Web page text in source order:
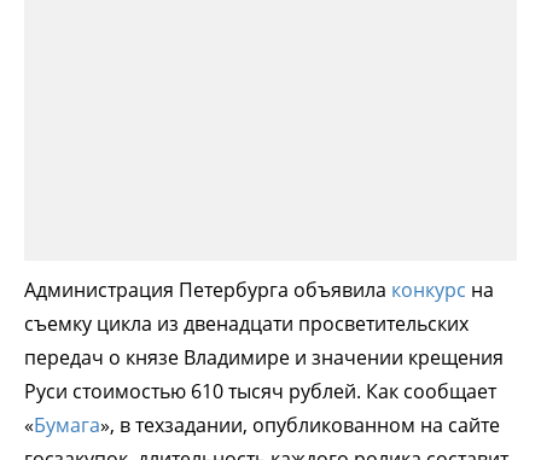
Администрация Петербурга объявила конкурс на
съемку цикла из двенадцати просветительских
передач о князе Владимире и значении крещения
Руси стоимостью 610 тысяч рублей. Как сообщает
«Бумага», в техзадании, опубликованном на сайте